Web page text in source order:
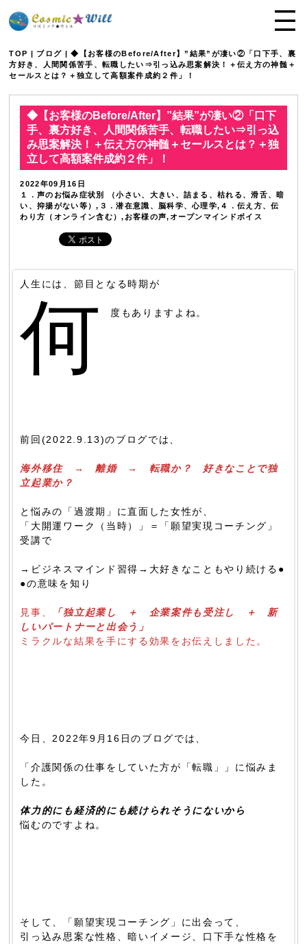
TOP | ブログ | ◆【お客様のBefore/After】”結果”が凄い②「口下手、裏
方好き、人間関係苦手、転職したい⇒引っ込み思案解決！＋伝え方の神髄＋
セールスとは？＋独立して高額案件成約２件」！
◆【お客様のBefore/After】”結果”が凄い②「口下
手、裏方好き、人間関係苦手、転職したい⇒引っ込
み思案解決！＋伝え方の神髄＋セールスとは？＋独
立して高額案件成約２件」！
2022年09月16日
１．声のお悩み症状別 （小さい、大きい、詰まる、枯れる、滑舌、暗
い、抑揚がない等）,３．潜在意識、脳科学、心理学,４．伝え方、伝
わり方（オンライン含む）,お客様の声,オープンマインドボイス
人生には、節目となる時期が
何 度もありますよね。
前回(2022.9.13)のブログでは、
海外移住 → 離婚 → 転職か？ 好きなことで独
立起業か？
と悩みの「過渡期」に直面した女性が、
「大開運ワーク（当時）」＝「願望実現コーチング」
受講で
→ビジネスマインド習得→大好きなこともやり続ける●
●の意味を知り
見事、
「独立起業し ＋ 企業案件も受注し ＋ 新
しいパートナーと出会う」
ミラクルな結果を手にする効果をお伝えしました。
今日、2022年9月16日のブログでは、
「介護関係の仕事をしていた方が「転職」」に悩みま
した。
体力的にも経済的にも続けられそうにないから
悩むのですよね。
そして、「願望実現コーチング」に出会って、
引っ込み思案な性格、暗いイメージ、口下手な性格を